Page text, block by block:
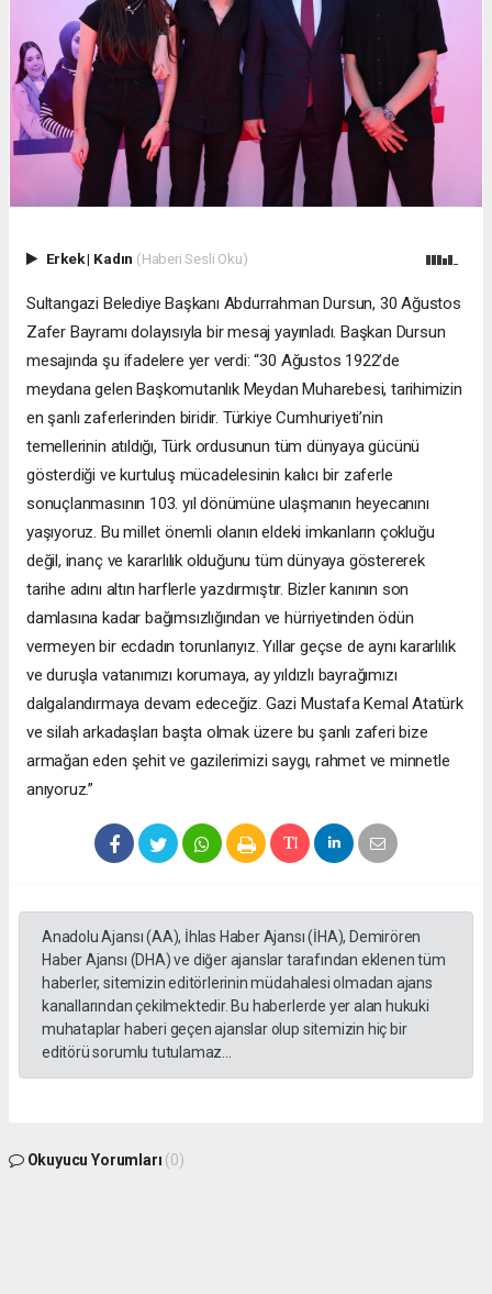
Erkek| Kadın (Haberi Sesli Oku)
Sultangazi Belediye Başkanı Abdurrahman Dursun, 30 Ağustos
Zafer Bayramı dolayısıyla bir mesaj yayınladı. Başkan Dursun
mesajında şu ifadelere yer verdi: “30 Ağustos 1922’de
meydana gelen Başkomutanlık Meydan Muharebesi, tarihimizin
en şanlı zaferlerinden biridir. Türkiye Cumhuriyeti’nin
temellerinin atıldığı, Türk ordusunun tüm dünyaya gücünü
gösterdiği ve kurtuluş mücadelesinin kalıcı bir zaferle
sonuçlanmasının 103. yıl dönümüne ulaşmanın heyecanını
yaşıyoruz. Bu millet önemli olanın eldeki imkanların çokluğu
değil, inanç ve kararlılık olduğunu tüm dünyaya göstererek
tarihe adını altın harflerle yazdırmıştır. Bizler kanının son
damlasına kadar bağımsızlığından ve hürriyetinden ödün
vermeyen bir ecdadın torunlarıyız. Yıllar geçse de aynı kararlılık
ve duruşla vatanımızı korumaya, ay yıldızlı bayrağımızı
dalgalandırmaya devam edeceğiz. Gazi Mustafa Kemal Atatürk
ve silah arkadaşları başta olmak üzere bu şanlı zaferi bize
armağan eden şehit ve gazilerimizi saygı, rahmet ve minnetle
anıyoruz.”
Anadolu Ajansı (AA), İhlas Haber Ajansı (İHA), Demirören
Haber Ajansı (DHA) ve diğer ajanslar tarafından eklenen tüm
haberler, sitemizin editörlerinin müdahalesi olmadan ajans
kanallarından çekilmektedir. Bu haberlerde yer alan hukuki
muhataplar haberi geçen ajanslar olup sitemizin hiç bir
editörü sorumlu tutulamaz...
Okuyucu Yorumları (0)